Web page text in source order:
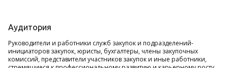
Аудитория
Руководители и работники служб закупок и подразделений-
инициаторов закупок, юристы, бухгалтеры, члены закупочных
комиссий, представители участников закупок и иные работники,